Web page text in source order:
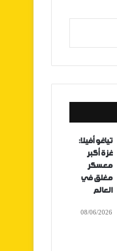
تياغو أفيلا:
غزة أكبر
معسكر
مغلق في
العالم
08/06/2026